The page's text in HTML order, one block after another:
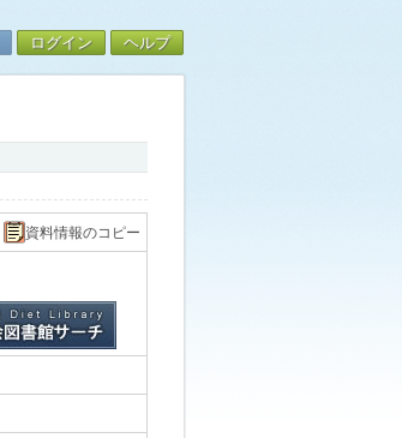
ログイン ヘルプ
資料情報のコピー